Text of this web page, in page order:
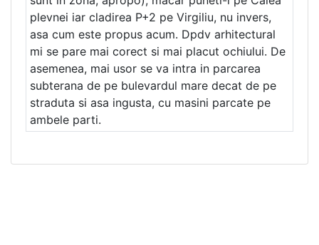
plevnei iar cladirea P+2 pe Virgiliu, nu invers,
asa cum este propus acum. Dpdv arhitectural
mi se pare mai corect si mai placut ochiului. De
asemenea, mai usor se va intra in parcarea
subterana de pe bulevardul mare decat de pe
straduta si asa ingusta, cu masini parcate pe
ambele parti.